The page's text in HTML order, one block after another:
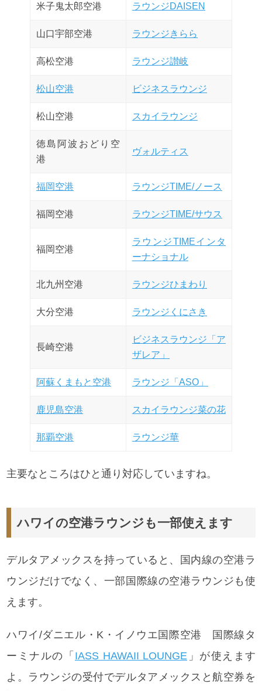
米子鬼太郎空港 ラウンジDAISEN
山口宇部空港 ラウンジきらら
高松空港 ラウンジ讃岐
松山空港 ビジネスラウンジ
松山空港 スカイラウンジ
徳島阿波おどり空
港
ヴォルティス
福岡空港 ラウンジTIME/ノース
福岡空港 ラウンジTIME/サウス
福岡空港
ラウンジTIMEインタ
ーナショナル
北九州空港 ラウンジひまわり
大分空港 ラウンジくにさき
長崎空港
ビジネスラウンジ「ア
ザレア」
阿蘇くまもと空港 ラウンジ「ASO」
鹿児島空港 スカイラウンジ菜の花
那覇空港 ラウンジ華
主要なところはひと通り対応していますね。
ハワイの空港ラウンジも一部使えます
デルタアメックスを持っていると、国内線の空港ラ
ウンジだけでなく、一部国際線の空港ラウンジも使
えます。
ハワイ/ダニエル・K・イノウエ国際空港 国際線タ
ーミナルの「 IASS HAWAII LOUNGE 」が使えます
よ。ラウンジの受付でデルタアメックスと航空券を